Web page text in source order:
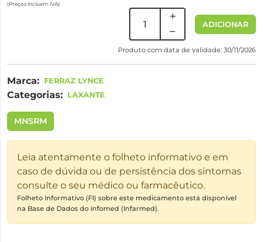
(Preços incluem IVA)
ADICIONAR
Produto com data de validade: 30/11/2026
Marca: FERRAZ LYNCE
Categorias: LAXANTE
MNSRM
Leia atentamente o folheto informativo e em
caso de dúvida ou de persistência dos sintomas
consulte o seu médico ou farmacêutico.
Folheto Informativo (FI) sobre este medicamento está disponível
na Base de Dados do infomed (Infarmed).